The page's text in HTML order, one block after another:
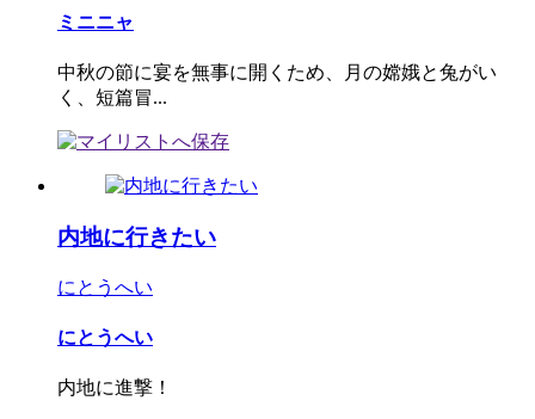
ミニニャ
中秋の節に宴を無事に開くため、月の嫦娥と兔がい
く、短篇冒...
内地に行きたい
にとうへい
にとうへい
内地に進撃！